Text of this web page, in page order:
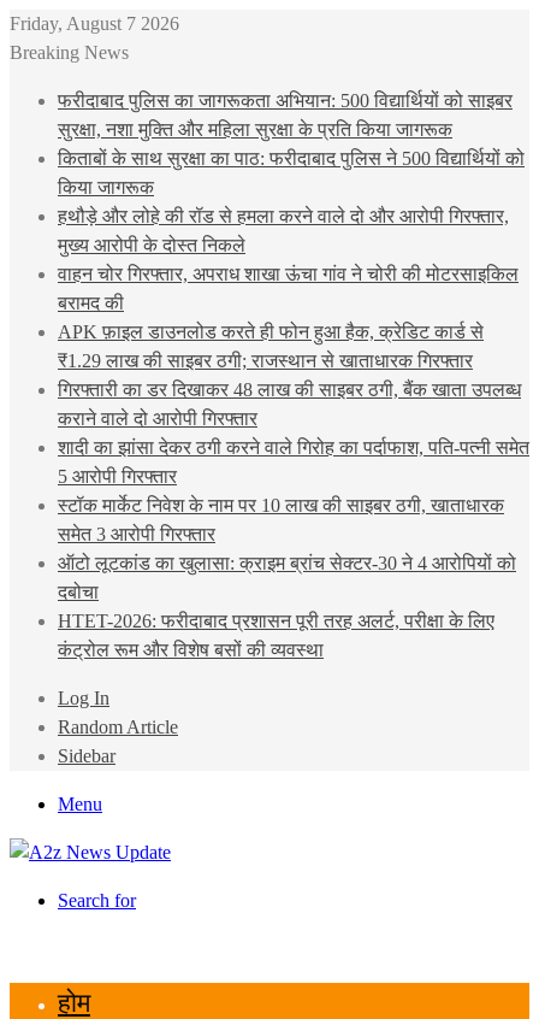
Friday, August 7 2026
Breaking News
फरीदाबाद पुलिस का जागरूकता अभियान: 500 विद्यार्थियों को साइबर
सुरक्षा, नशा मुक्ति और महिला सुरक्षा के प्रति किया जागरूक
किताबों के साथ सुरक्षा का पाठ: फरीदाबाद पुलिस ने 500 विद्यार्थियों को
किया जागरूक
हथौड़े और लोहे की रॉड से हमला करने वाले दो और आरोपी गिरफ्तार,
मुख्य आरोपी के दोस्त निकले
वाहन चोर गिरफ्तार, अपराध शाखा ऊंचा गांव ने चोरी की मोटरसाइकिल
बरामद की
APK फ़ाइल डाउनलोड करते ही फोन हुआ हैक, क्रेडिट कार्ड से
₹1.29 लाख की साइबर ठगी; राजस्थान से खाताधारक गिरफ्तार
गिरफ्तारी का डर दिखाकर 48 लाख की साइबर ठगी, बैंक खाता उपलब्ध
कराने वाले दो आरोपी गिरफ्तार
शादी का झांसा देकर ठगी करने वाले गिरोह का पर्दाफाश, पति-पत्नी समेत
5 आरोपी गिरफ्तार
स्टॉक मार्केट निवेश के नाम पर 10 लाख की साइबर ठगी, खाताधारक
समेत 3 आरोपी गिरफ्तार
ऑटो लूटकांड का खुलासा: क्राइम ब्रांच सेक्टर-30 ने 4 आरोपियों को
दबोचा
HTET-2026: फरीदाबाद प्रशासन पूरी तरह अलर्ट, परीक्षा के लिए
कंट्रोल रूम और विशेष बसों की व्यवस्था
Log In
Random Article
Sidebar
Menu
Search for
होम